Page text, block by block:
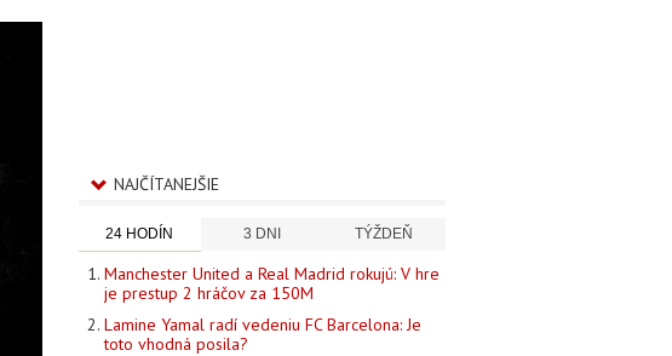
NAJČÍTANEJŠIE
24 HODÍN 3 DNI TÝŽDEŇ
Manchester United a Real Madrid rokujú: V hre
je prestup 2 hráčov za 150M
Lamine Yamal radí vedeniu FC Barcelona: Je
toto vhodná posila?